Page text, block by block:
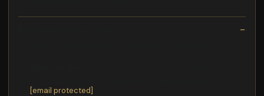
[email protected]